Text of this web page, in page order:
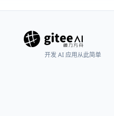
开发 AI 应用从此简单